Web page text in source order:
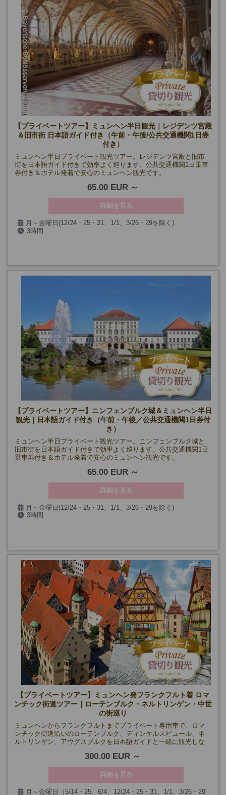
【プライベートツアー】ミュンヘン半日観光｜レジデンツ宮殿
＆旧市街 日本語ガイド付き（午前・午後/公共交通機関1日券
付き）
ミュンヘン半日プライベート観光ツアー。レジデンツ宮殿と旧市
街を日本語ガイド付きで効率よく巡ります。公共交通機関1日乗車
券付き＆ホテル発着で安心のミュンヘン観光です。
65.00 EUR
詳細を見る
月～金曜日(12/24・25・31、1/1、3/26・29を除く)
3時間
【プライベートツアー】ニンフェンブルク城＆ミュンヘン半日
観光｜日本語ガイド付き（午前・午後／公共交通機関1日券付
き）
ミュンヘン半日プライベート観光ツアー。ニンフェンブルク城と
旧市街を日本語ガイド付きで効率よく巡ります。公共交通機関1日
乗車券付き＆ホテル発着で安心のミュンヘン観光です。
65.00 EUR
詳細を見る
月～金曜日(12/24・25・31、1/1、3/26・29を除く)
3時間
【プライベートツアー】ミュンヘン発フランクフルト着 ロマ
ンチック街道ツアー｜ローテンブルク・ネルトリンゲン・中世
の街巡り
ミュンヘンからフランクフルトまでプライベート専用車で、ロマ
ンチック街道沿いのローテンブルク、ディンケルスビュール、ネ
ルトリンゲン、アウグスブルクを日本語ガイドと一緒に観光しな
300.00 EUR
詳細を見る
月～金曜日（5/14・25、6/4、12/24・25・31、1/1、3/26・29